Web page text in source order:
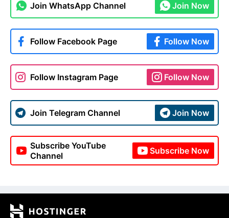
Join WhatsApp Channel Join Now
Follow Facebook Page Follow Now
Follow Instagram Page Follow Now
Join Telegram Channel Join Now
Subscribe YouTube
Channel
Subscribe Now